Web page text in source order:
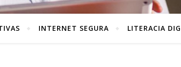
INTERNET SEGURA LITERACIA